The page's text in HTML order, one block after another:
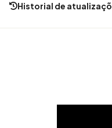
Historial de